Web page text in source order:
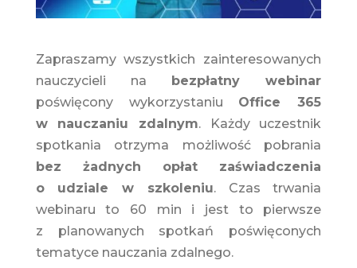
Zapraszamy wszystkich zainteresowanych
nauczycieli na bezpłatny webinar
poświęcony wykorzystaniu Office 365
w nauczaniu zdalnym. Każdy uczestnik
spotkania otrzyma możliwość pobrania
bez żadnych opłat zaświadczenia
o udziale w szkoleniu. Czas trwania
webinaru to 60 min i jest to pierwsze
z planowanych spotkań poświęconych
tematyce nauczania zdalnego.